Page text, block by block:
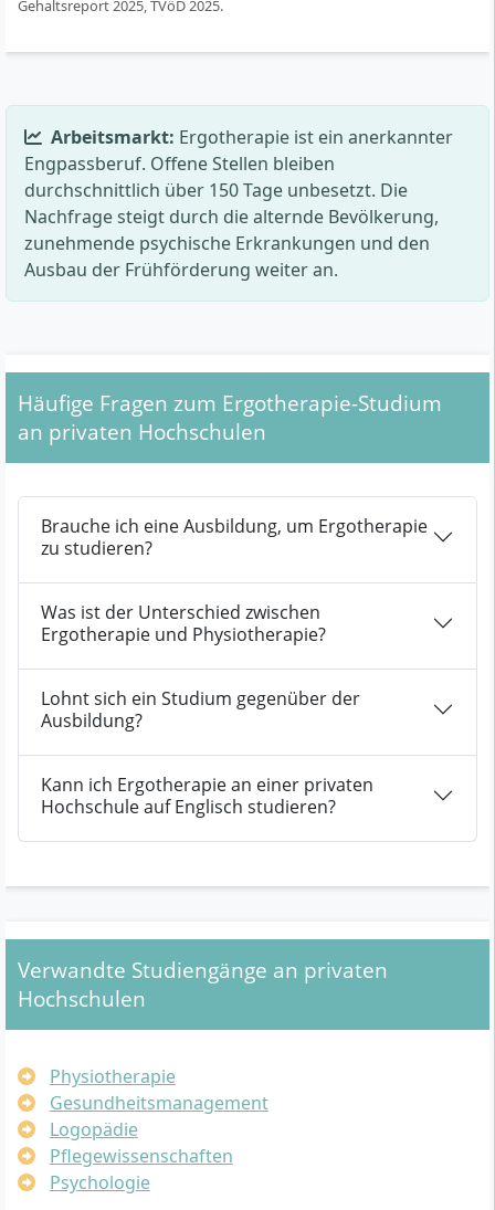
Gehaltsreport 2025, TVöD 2025.
Arbeitsmarkt: Ergotherapie ist ein anerkannter
Engpassberuf. Offene Stellen bleiben
durchschnittlich über 150 Tage unbesetzt. Die
Nachfrage steigt durch die alternde Bevölkerung,
zunehmende psychische Erkrankungen und den
Ausbau der Frühförderung weiter an.
Häufige Fragen zum Ergotherapie-Studium
an privaten Hochschulen
Brauche ich eine Ausbildung, um Ergotherapie
zu studieren?
Was ist der Unterschied zwischen
Ergotherapie und Physiotherapie?
Lohnt sich ein Studium gegenüber der
Ausbildung?
Kann ich Ergotherapie an einer privaten
Hochschule auf Englisch studieren?
Verwandte Studiengänge an privaten
Hochschulen
Physiotherapie
Gesundheitsmanagement
Logopädie
Pflegewissenschaften
Psychologie